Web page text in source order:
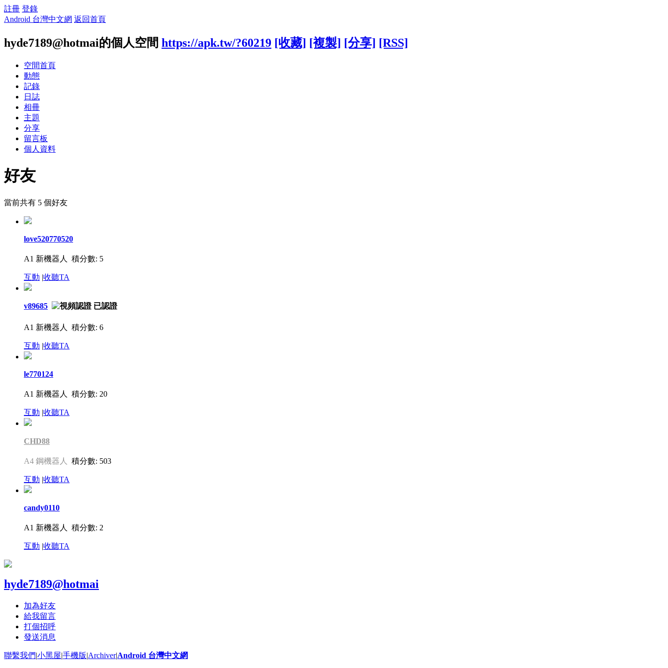
註冊 登錄
Android 台灣中文網 返回首頁
hyde7189@hotmai的個人空間 https://apk.tw/?60219 [收藏] [複製] [分享] [RSS]
空間首頁
動態
記錄
日誌
相冊
主題
分享
留言板
個人資料
好友
當前共有 5 個好友
love520770520
A1 新機器人 積分數: 5
互動 |收聽TA
v89685
A1 新機器人 積分數: 6
互動 |收聽TA
le770124
A1 新機器人 積分數: 20
互動 |收聽TA
CHD88
A4 鋼機器人 積分數: 503
互動 |收聽TA
candy0110
A1 新機器人 積分數: 2
互動 |收聽TA
hyde7189@hotmai
加為好友
給我留言
打個招呼
發送消息
聯繫我們|小黑屋|手機版|Archiver|Android 台灣中文網